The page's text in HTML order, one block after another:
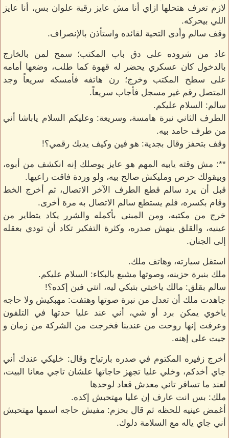
لازم تعرف هتحلها ازاي أنا مش عايز رقبة علوان بس، أنا عايز
اللي بيحركه.
وقف سالم وأدى التحية لقائده واستأذن بالإنصراف.
عاد من شروده على دق باب المكتب؛ سمح لمن بالخارج
بالدخول كان عسكري يحضر له قهوة كما طلب، وضعها أمامه
على سطح المكتب وخرج؛ رن هاتفه فأمسكه سريعاً وجد
المتصل رقم غير مسجل فأجاب سريعاً.
سالم: السلام عليكم.
الطرف الثاني نبرة هامسة، وسريعة: وعليكم السلام ياباشا أني
من طرف حامد بيه.
وقف بتحفز وقال بجدية: هو فين وكيف يديك رقمي؟!
**: مش وقته يابيه المهم هو عايز يوصلك إنه انكشف من أبوه،
وبيقولك حرص ومليكش صالح بيه، ولو وردة فاقت راعيها.
قبل أن يرد سالم قطع الطرف الآخر الاتصال، ثم أخرج الخط
وقام بكسره، فلم يستطع سالم الاتصال به مرة أخرى.
خرج من مكتبه، ومن المبنى بأكمله والشرر يكاد يتطاير من
عينيه، والقلق ينهش صدره، وكثرة التفكير تكاد أن تودي بعقله
إلى الجنان.
استقل سيارته، وهاتف ملك.
ملك بنبرة حزينه، وصوتها مشبع بالبكاء: السلام عليكم.
سالم بقلق: مالك ياخيتي بتبكي ليه، انتي فين إكده؟!
جاهدت ملك أن تعدل من نبرة صوتها وهتفت: مهبكيش ولا حاجه
ياخوي يمكن برد أو شي، أني عند عليا حدتها في التلفون
وعرفت إنها روحت من عندينا فخرجت من الشركة من زمان و
جيت على إهنه.
أخرج زفيره المكتوم في صدره بارتياح وقال: خليكي عندك أني
جاي أخدكم، وخلي عليا تجهز حاجاتها علشان تاجي معانا البيت،
لعند ما تسافر تاني معدش قعاد لوحدها
ملك: بس انت عارف إن عليا مهتحبش إكده.
أغمض عينيه للحظه ثم قال بحزم: مفيش حاجه اسمها مهتحبش
أني جاي ياله مع السلامة دلوك.